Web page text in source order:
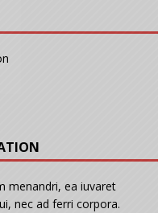
menandri, ea iuvaret
nec ad ferri corpora.